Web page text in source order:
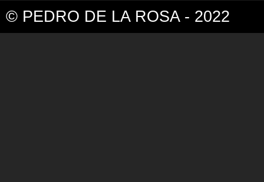
© PEDRO DE LA ROSA - 2022